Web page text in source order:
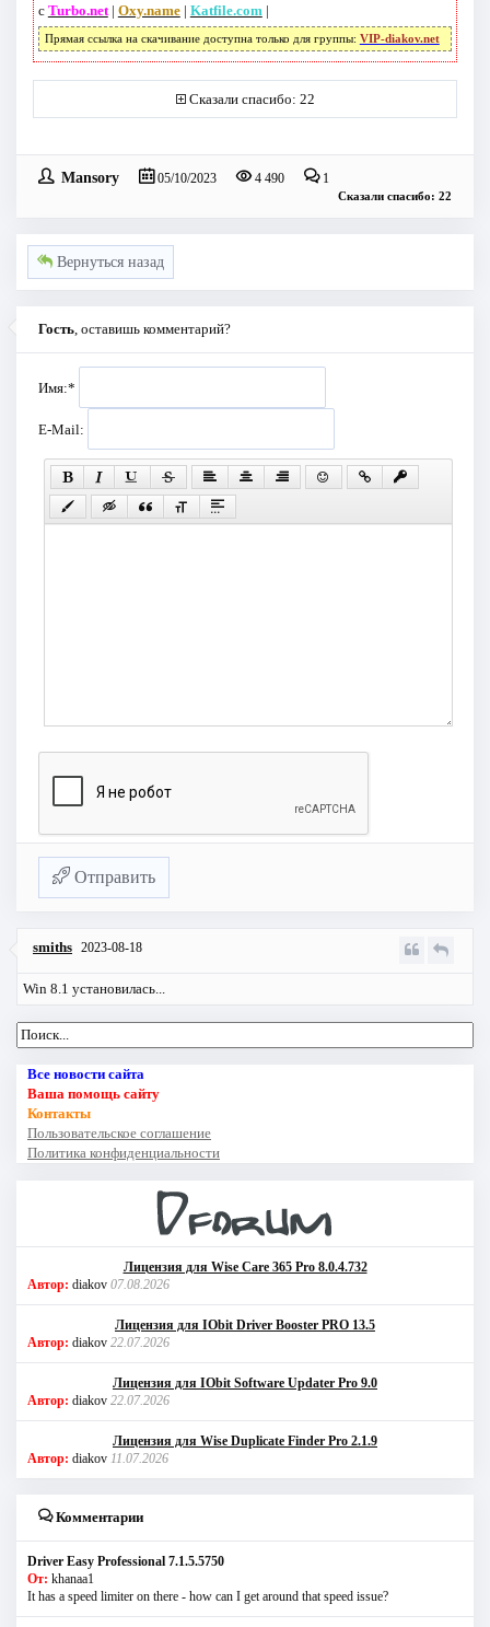
с Turbo.net| Oxy.name| Katfile.com |
Прямая ссылка на скачивание доступна только для группы: VIP-diakov.net
Сказали спасибо: 22
Mansory 05/10/2023 4 490 1
Сказали спасибо: 22
Вернуться назад
Гость , оставишь комментарий?
Имя:*
E-Mail:
Отправить
smiths 2023-08-18
Win 8.1 установилась...
Все новости сайта
Ваша помощь сайту
Контакты
Пользовательское соглашение
Политика конфиденциальности
Лицензия для Wise Care 365 Pro 8.0.4.732
Автор: diakov 07.08.2026
Лицензия для IObit Driver Booster PRO 13.5
Автор: diakov 22.07.2026
Лицензия для IObit Software Updater Pro 9.0
Автор: diakov 22.07.2026
Лицензия для Wise Duplicate Finder Pro 2.1.9
Автор: diakov 11.07.2026
Комментарии
Driver Easy Professional 7.1.5.5750
От: khanaa1
It has a speed limiter on there - how can I get around that speed issue?